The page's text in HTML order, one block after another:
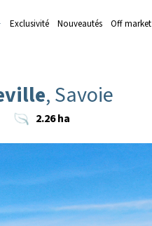
Exclusivité Nouveautés Off market
, Savoie
2.26 ha